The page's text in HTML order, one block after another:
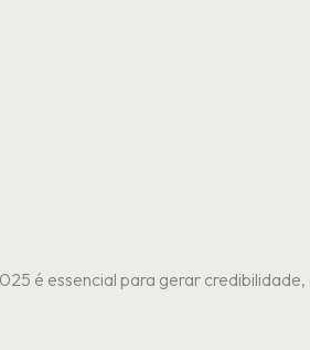
é essencial para gerar credibilidade,